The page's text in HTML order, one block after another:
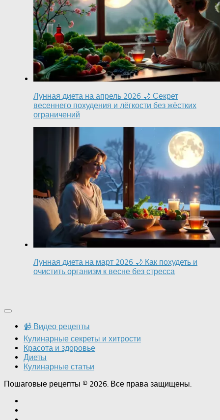
Лунная диета на апрель 2026 🌙 Секрет
весеннего похудения и лёгкости без жёстких
ограничений
Лунная диета на март 2026 🌙 Как похудеть и
очистить организм к весне без стресса
📹 Видео рецепты
Кулинарные секреты и хитрости
Красота и здоровье
Диеты
Кулинарные статьи
Пошаговые рецепты © 2026. Все права защищены.